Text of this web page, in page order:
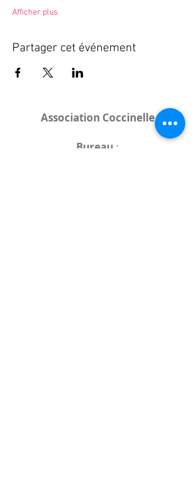
Afficher plus
Partager cet événement
Association Coccinelle
Bureau :